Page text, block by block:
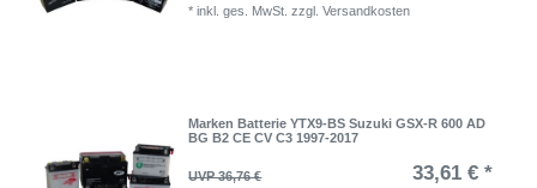
*inkl. ges. MwSt. zzgl.Versandkosten
Marken Batterie YTX9-BS Suzuki GSX-R 600 AD
BG B2 CE CV C3 1997-2017
UVP 36,76 € 33,61 € *